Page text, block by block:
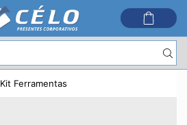
de
pesquisa
Kit Ferramentas